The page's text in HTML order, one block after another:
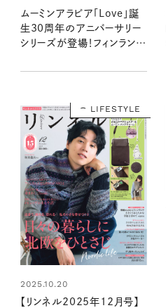
ムーミンアラビア「Love」誕
生30周年のアニバーサリー
シリーズが登場！フィンランド
入レポ
LIFESTYLE
2025.10.20
【リンネル2025年12月号】